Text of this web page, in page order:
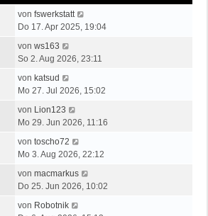
i
r
g
B
e
t
r
a
g
t
e
r
e
r
g
von fswerkstatt
e
s
e
e
t
a
g
Do 17. Apr 2025, 19:04
von ws163
e
s
t
e
B
e
i
t
a
So 2. Aug 2026, 23:11
von katsud
e
e
s
e
B
e
i
Mo 27. Jul 2026, 15:02
von Lion123
e
e
s
t
e
B
Mo 29. Jun 2026, 11:16
von toscho72
e
e
s
Mo 3. Aug 2026, 22:12
von macmarkus
e
Do 25. Jun 2026, 10:02
von Robotnik